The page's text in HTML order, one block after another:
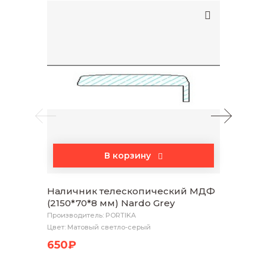
В корзину
Наличник телескопический МДФ
(2150*70*8 мм) Nardo Grey
Производитель: PORTIKA
Цвет: Матовый светло-серый
650₽